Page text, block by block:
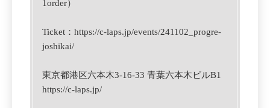
1order）
Ticket： https://c-laps.jp/events/241102_progre-
joshikai/
東京都港区六本木3-16-33 青葉六本木ビルB1
https://c-laps.jp/